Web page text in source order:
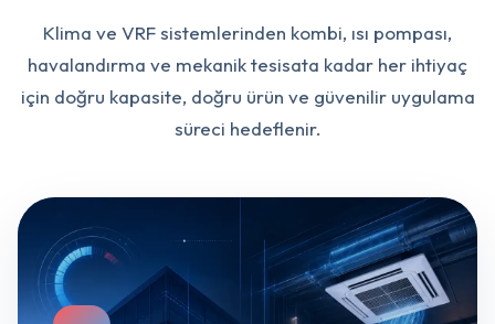
Klima ve VRF sistemlerinden kombi, ısı pompası,
havalandırma ve mekanik tesisata kadar her ihtiyaç
için doğru kapasite, doğru ürün ve güvenilir uygulama
süreci hedeflenir.